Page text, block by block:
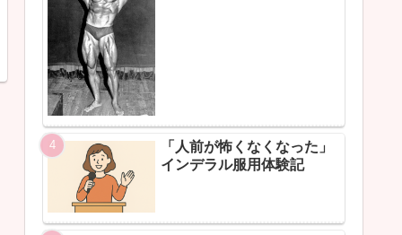
「人前が怖くなくなった」
インデラル服用体験記